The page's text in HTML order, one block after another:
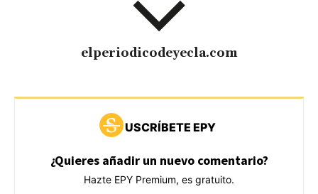
elperiodicodeyecla.com
USCRÍBETE EPY
¿Quieres añadir un nuevo comentario?
Hazte EPY Premium, es gratuito.